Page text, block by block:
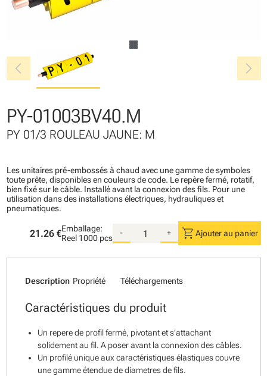
chevron_left chevron_right
PY-01003BV40.M
PY 01/3 ROULEAU JAUNE: M
Les unitaires pré-embossés à chaud avec une gamme de symboles
toute prête, disponibles en couleurs de code. Le repère fermé, rotatif,
bien fixé sur le câble. Installé avant la connexion des fils. Pour une
utilisation dans des installations électriques, hydrauliques et
pneumatiques.
21.26 €Emballage:
Reel 1000 pcs
- + shopping_cart Ajouter au panier
Description Propriété Téléchargements
Caractéristiques du produit
Un repere de profil fermé, pivotant et s’attachant
solidement au fil. A poser avant la connexion des câbles.
Un profilé unique aux caractéristiques élastiques couvre
une gamme étendue de diametres de fils.